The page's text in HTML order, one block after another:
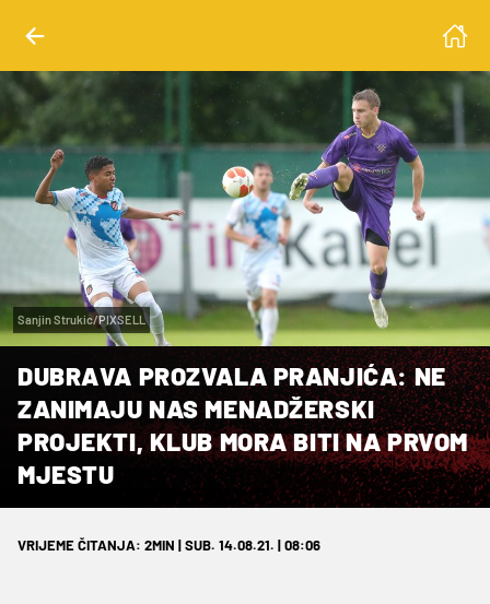
Sanjin Strukic/PIXSELL
DUBRAVA PROZVALA PRANJIĆA: NE
ZANIMAJU NAS MENADŽERSKI
PROJEKTI, KLUB MORA BITI NA PRVOM
MJESTU
VRIJEME ČITANJA: 2MIN | SUB. 14.08.21. | 08:06